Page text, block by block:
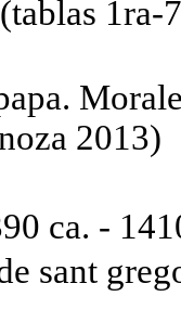
1ra-
2013)
ca. -
sant